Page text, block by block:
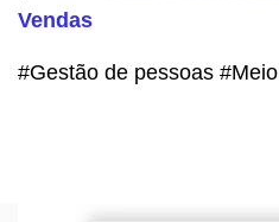
Vendas
#Gestão de pessoas #Meio